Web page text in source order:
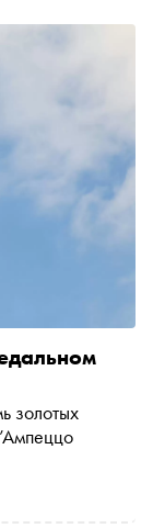
золотых